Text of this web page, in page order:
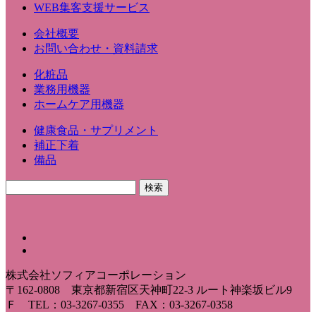
WEB集客支援サービス
会社概要
お問い合わせ・資料請求
化粧品
業務用機器
ホームケア用機器
健康食品・サプリメント
補正下着
備品
株式会社ソフィアコーポレーション
〒162-0808 東京都新宿区天神町22-3 ルート神楽坂ビル9
Ｆ TEL：03-3267-0355 FAX：03-3267-0358